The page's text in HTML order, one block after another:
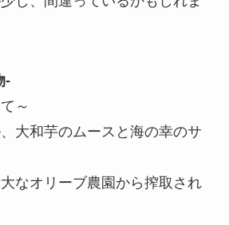
-
～
大和芋のムースと海の幸のサ
なオリーブ農園から搾取され